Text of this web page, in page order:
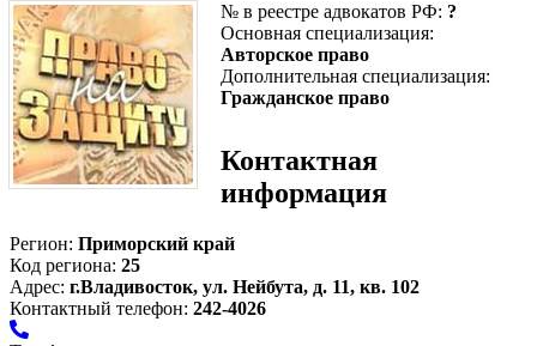
№ в реестре адвокатов РФ: ?
Основная специализация:
Авторское право
Дополнительная специализация:
Гражданское право
Контактная
информация
Регион: Приморский край
Код региона: 25
Адрес: г.Владивосток, ул. Нейбута, д. 11, кв. 102
Контактный телефон: 242-4026